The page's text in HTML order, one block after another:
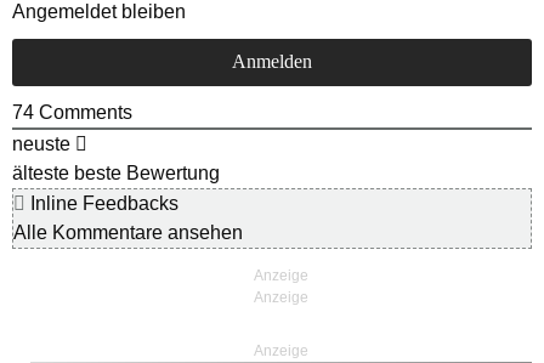
Angemeldet bleiben
74 Comments
neuste
älteste beste Bewertung
Inline Feedbacks
Alle Kommentare ansehen
Anzeige